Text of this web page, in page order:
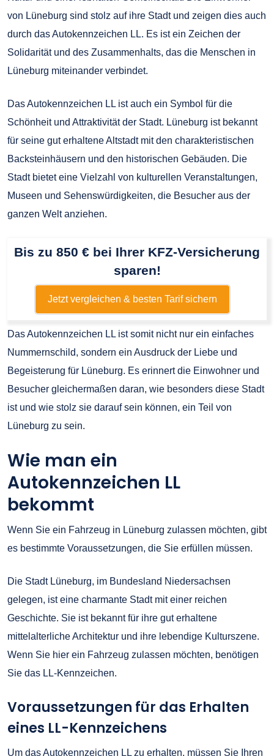
von Lüneburg sind stolz auf ihre Stadt und zeigen dies auch
durch das Autokennzeichen LL. Es ist ein Zeichen der
Solidarität und des Zusammenhalts, das die Menschen in
Lüneburg miteinander verbindet.
Das Autokennzeichen LL ist auch ein Symbol für die
Schönheit und Attraktivität der Stadt. Lüneburg ist bekannt
für seine gut erhaltene Altstadt mit den charakteristischen
Backsteinhäusern und den historischen Gebäuden. Die
Stadt bietet eine Vielzahl von kulturellen Veranstaltungen,
Museen und Sehenswürdigkeiten, die Besucher aus der
ganzen Welt anziehen.
Bis zu 850 € bei Ihrer KFZ-Versicherung
sparen!
Jetzt vergleichen & besten Tarif sichern
Das Autokennzeichen LL ist somit nicht nur ein einfaches
Nummernschild, sondern ein Ausdruck der Liebe und
Begeisterung für Lüneburg. Es erinnert die Einwohner und
Besucher gleichermaßen daran, wie besonders diese Stadt
ist und wie stolz sie darauf sein können, ein Teil von
Lüneburg zu sein.
Wie man ein
Autokennzeichen LL
bekommt
Wenn Sie ein Fahrzeug in Lüneburg zulassen möchten, gibt
es bestimmte Voraussetzungen, die Sie erfüllen müssen.
Die Stadt Lüneburg, im Bundesland Niedersachsen
gelegen, ist eine charmante Stadt mit einer reichen
Geschichte. Sie ist bekannt für ihre gut erhaltene
mittelalterliche Architektur und ihre lebendige Kulturszene.
Wenn Sie hier ein Fahrzeug zulassen möchten, benötigen
Sie das LL-Kennzeichen.
Voraussetzungen für das Erhalten
eines LL-Kennzeichens
Um das Autokennzeichen LL zu erhalten, müssen Sie Ihren